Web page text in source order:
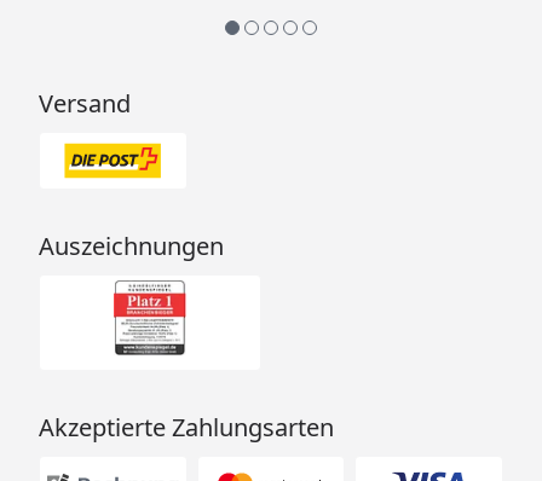
Versand
Auszeichnungen
Akzeptierte Zahlungsarten